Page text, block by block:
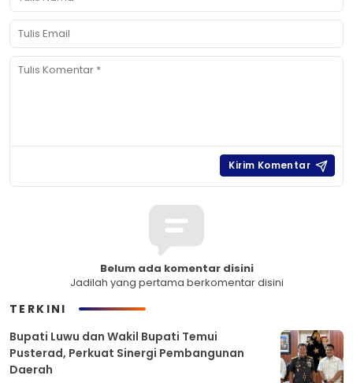
Belum ada komentar disini
Jadilah yang pertama berkomentar disini
TERKINI
Bupati Luwu dan Wakil Bupati Temui
Pusterad, Perkuat Sinergi Pembangunan
Daerah